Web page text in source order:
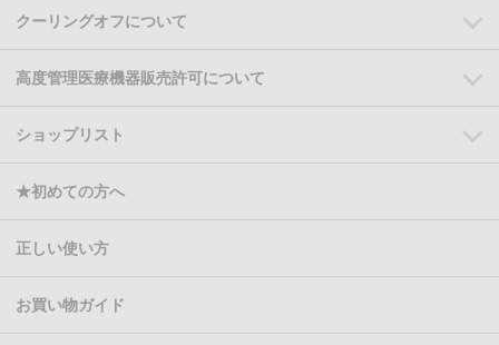
クーリングオフについて
高度管理医療機器販売許可について
ショップリスト
★初めての方へ
正しい使い方
お買い物ガイド